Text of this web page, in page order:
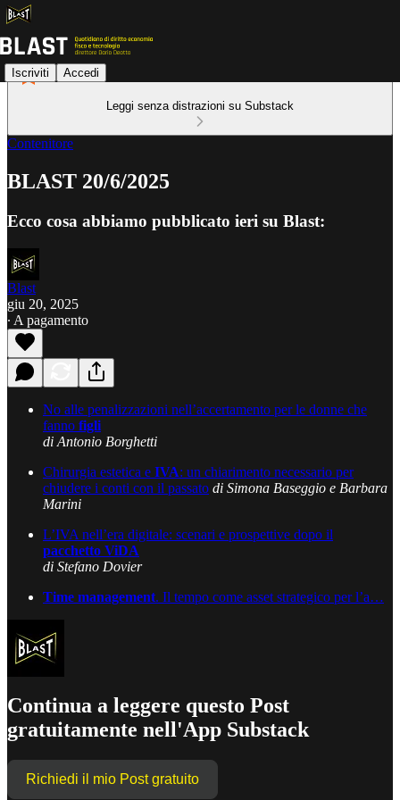
Iscriviti Accedi
Leggi senza distrazioni su Substack
Contenitore
BLAST 20/6/2025
Ecco cosa abbiamo pubblicato ieri su Blast:
Blast
giu 20, 2025
∙ A pagamento
No alle penalizzazioni nell’accertamento per le donne che
fanno figli
di Antonio Borghetti
Chirurgia estetica e IVA: un chiarimento necessario per
chiudere i conti con il passato di Simona Baseggio e Barbara
Marini
L’IVA nell’era digitale: scenari e prospettive dopo il
pacchetto ViDA
di Stefano Dovier
Time management. Il tempo come asset strategico per l’a…
Continua a leggere questo Post
gratuitamente nell'App Substack
Richiedi il mio Post gratuito